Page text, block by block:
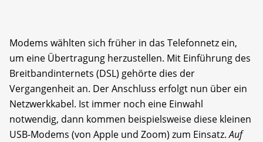
Modems wählten sich früher in das Telefonnetz ein,
um eine Übertragung herzustellen. Mit Einführung des
Breitbandinternets (DSL) gehörte dies der
Vergangenheit an. Der Anschluss erfolgt nun über ein
Netzwerkkabel. Ist immer noch eine Einwahl
notwendig, dann kommen beispielsweise diese kleinen
USB-Modems (von Apple und Zoom) zum Einsatz.Auf